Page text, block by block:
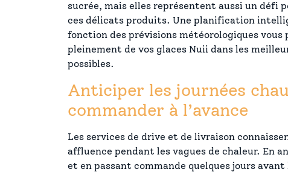
sucrée, mais elles représentent aussi un défi
ces délicats produits. Une planification
fonction des prévisions météorologiques
pleinement de vos glaces Nuii dans les
possibles.
Anticiper les journées
commander à l’avance
Les services de drive et de livraison
affluence pendant les vagues de chaleur. En
et en passant commande quelques jours avant